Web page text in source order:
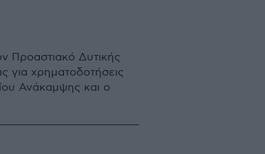
Προαστιακό Δυτικής
για χρηματοδοτήσεις
Ανάκαμψης και ο